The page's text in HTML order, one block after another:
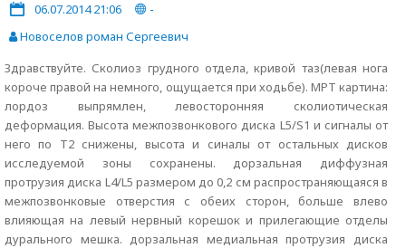
06.07.2014 21:06
-
Новоселов роман Сергеевич
Здравствуйте. Сколиоз грудного отдела, кривой таз(левая нога
короче правой на немного, ощущается при ходьбе). МРТ картина:
лордоз выпрямлен, левосторонняя сколиотическая
деформация. Высота межпозвонкового диска L5/S1 и сигналы от
него по Т2 снижены, высота и синалы от остальных дисков
исследуемой зоны сохранены. дорзальная диффузная
протрузия диска L4/L5 размером до 0,2 см распространяющаяся в
межпозвонковые отверстия с обеих сторон, больше влево
влияющая на левый нервный корешок и прилегающие отделы
дурального мешка. дорзальная медиальная протрузия диска